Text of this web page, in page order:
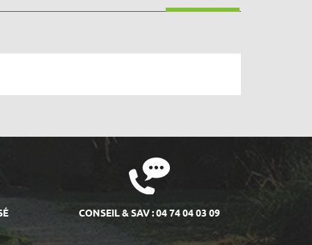
CONSEIL & SAV : 04 74 04 03 09